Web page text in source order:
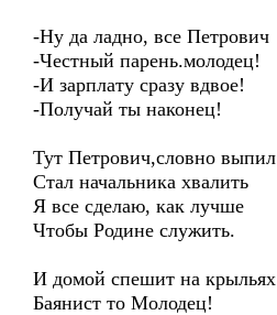
-Ну да ладно, все Петрович
-Честный парень.молодец!
-И зарплату сразу вдвое!
-Получай ты наконец!
Тут Петрович,словно выпил
Стал начальника хвалить
Я все сделаю, как лучше
Чтобы Родине служить.
И домой спешит на крыльях
Баянист то Молодец!